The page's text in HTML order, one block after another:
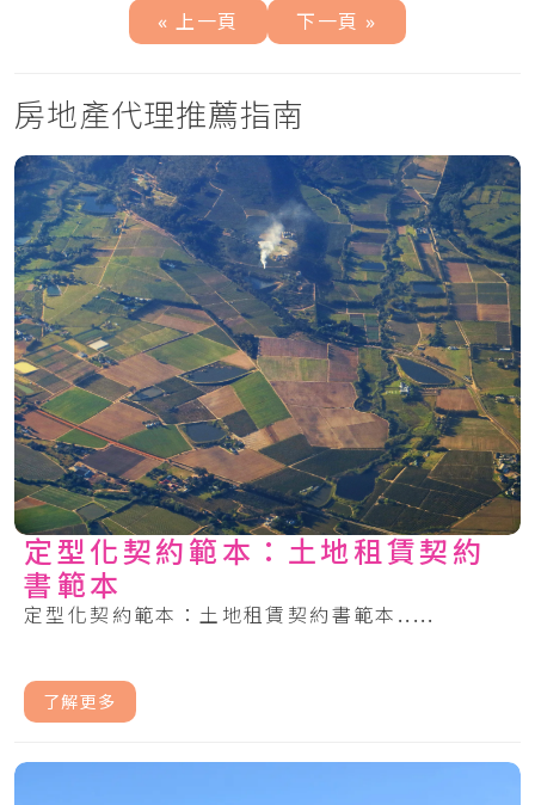
« 上一頁 下一頁 »
房地產代理推薦指南
定型化契約範本：土地租賃契約
書範本
定型化契約範本：土地租賃契約書範本.....
了解更多